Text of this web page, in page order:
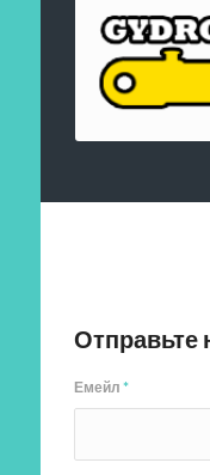
Отправьте
Емейл*